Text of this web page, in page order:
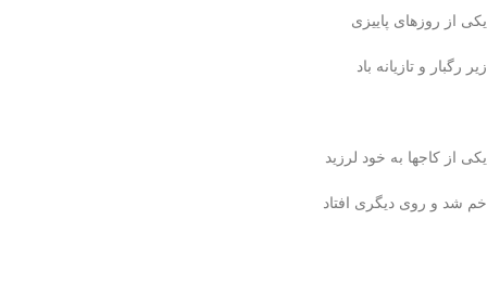
یکی از روزهای پاییزی
زیر رگبار و تازیانه باد
یکی از کاجها به خود لرزید
خم شد و روی دیگری افتاد